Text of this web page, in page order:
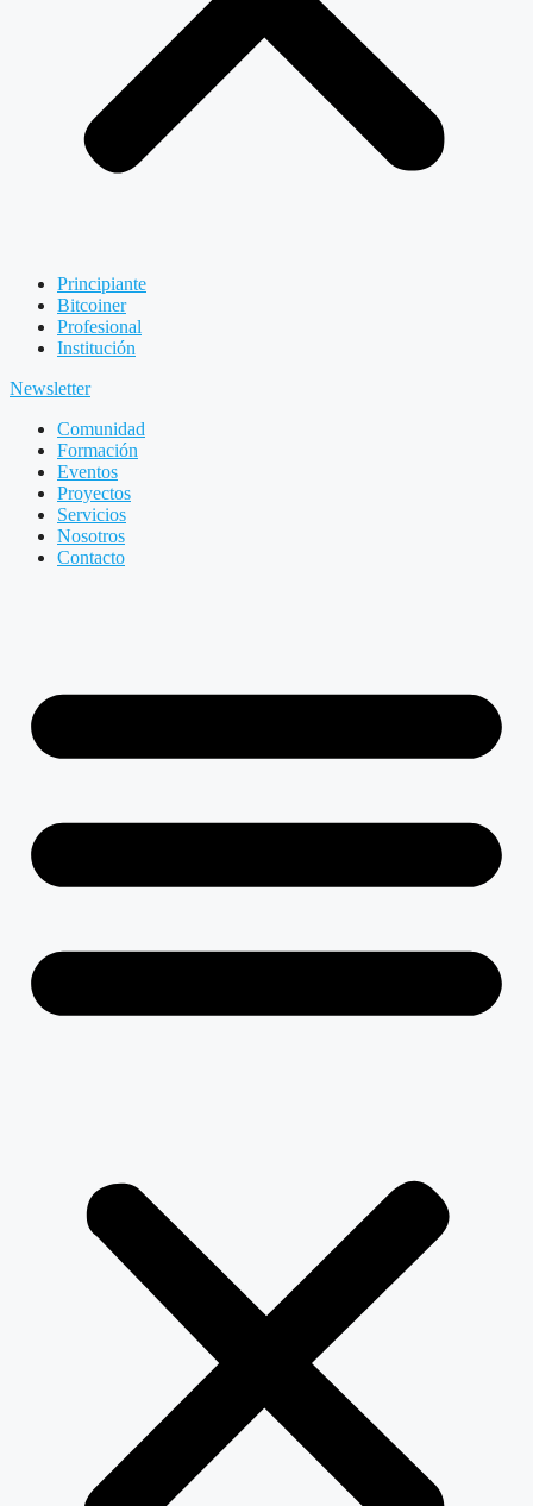
Principiante
Bitcoiner
Profesional
Institución
Newsletter
Comunidad
Formación
Eventos
Proyectos
Servicios
Nosotros
Contacto